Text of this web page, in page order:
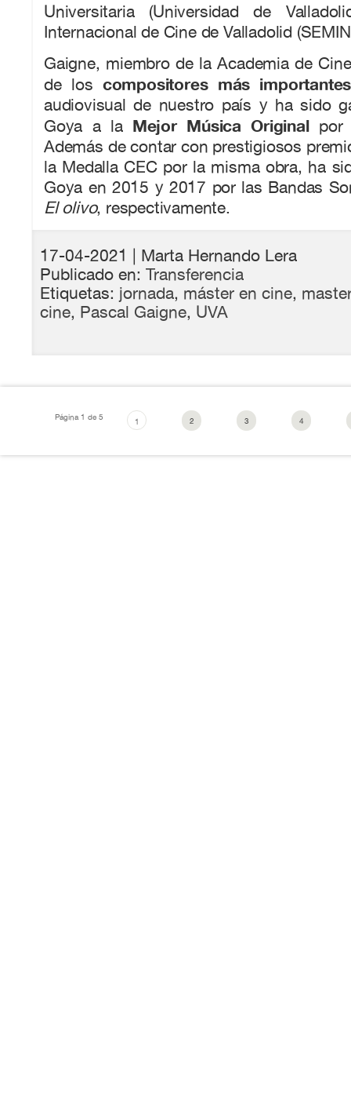
Universitaria (Universidad de
Internacional de Cine de Valladolid
Gaigne, miembro de la Academia de
de los compositores más importantes
audiovisual de nuestro país y ha sido
Goya a la Mejor Música Original
Además de contar con prestigiosos
la Medalla CEC por la misma obra, ha
Goya en 2015 y 2017 por las Bandas
El olivo, respectivamente.
17-04-2021 | Marta Hernando Lera
Publicado en: Transferencia
Etiquetas: jornada, máster en cine,
cine, Pascal Gaigne, UVA
Página 1 de 5 1 2 3 4